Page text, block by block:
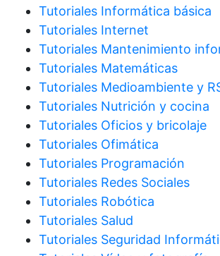
Tutoriales Informática básica
Tutoriales Internet
Tutoriales Mantenimiento
Tutoriales Matemáticas
Tutoriales Medioambiente y
Tutoriales Nutrición y cocina
Tutoriales Oficios y bricolaje
Tutoriales Ofimática
Tutoriales Programación
Tutoriales Redes Sociales
Tutoriales Robótica
Tutoriales Salud
Tutoriales Seguridad